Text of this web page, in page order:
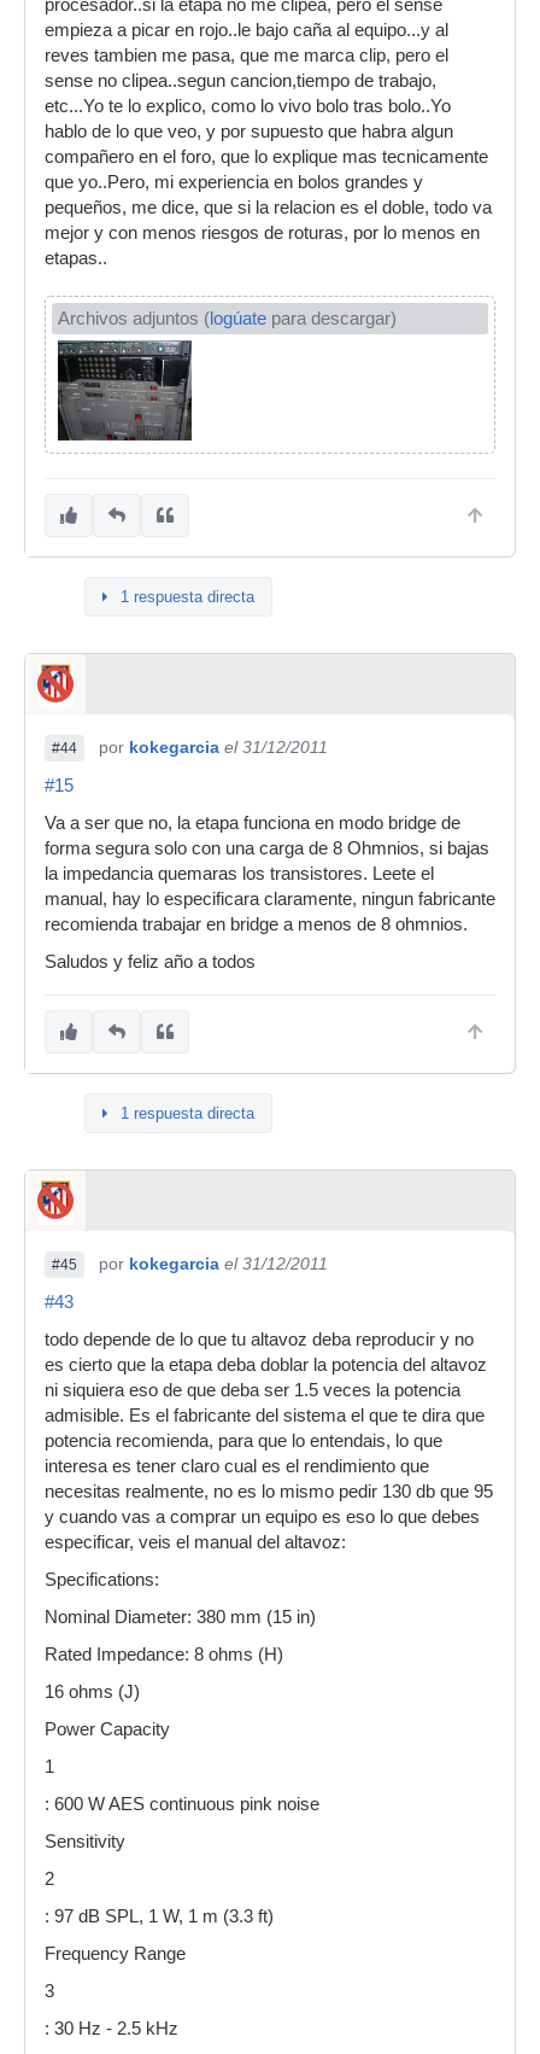
procesador..si la etapa no me clipea, pero el sense
empieza a picar en rojo..le bajo caña al equipo...y al
reves tambien me pasa, que me marca clip, pero el
sense no clipea..segun cancion,tiempo de trabajo,
etc...Yo te lo explico, como lo vivo bolo tras bolo..Yo
hablo de lo que veo, y por supuesto que habra algun
compañero en el foro, que lo explique mas tecnicamente
que yo..Pero, mi experiencia en bolos grandes y
pequeños, me dice, que si la relacion es el doble, todo va
mejor y con menos riesgos de roturas, por lo menos en
etapas..
Archivos adjuntos (logúate para descargar)
1 respuesta directa
#44 por kokegarcia el 31/12/2011
#15
Va a ser que no, la etapa funciona en modo bridge de
forma segura solo con una carga de 8 Ohmnios, si bajas
la impedancia quemaras los transistores. Leete el
manual, hay lo especificara claramente, ningun fabricante
recomienda trabajar en bridge a menos de 8 ohmnios.
Saludos y feliz año a todos
1 respuesta directa
#45 por kokegarcia el 31/12/2011
#43
todo depende de lo que tu altavoz deba reproducir y no
es cierto que la etapa deba doblar la potencia del altavoz
ni siquiera eso de que deba ser 1.5 veces la potencia
admisible. Es el fabricante del sistema el que te dira que
potencia recomienda, para que lo entendais, lo que
interesa es tener claro cual es el rendimiento que
necesitas realmente, no es lo mismo pedir 130 db que 95
y cuando vas a comprar un equipo es eso lo que debes
especificar, veis el manual del altavoz:
Specifications:
Nominal Diameter: 380 mm (15 in)
Rated Impedance: 8 ohms (H)
16 ohms (J)
Power Capacity
1
: 600 W AES continuous pink noise
Sensitivity
2
: 97 dB SPL, 1 W, 1 m (3.3 ft)
Frequency Range
3
: 30 Hz - 2.5 kHz